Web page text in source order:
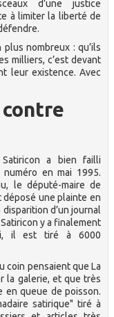
d’une justice
à limiter la liberté de
nombreux : qu’ils
milliers, c’est devant
leur existence. Avec
Satiricon a bien failli
en mai 1995.
le député-maire de
déposé une plainte en
d’un journal
y a finalement
il est tiré à 6000
coin pensaient que La
la galerie, et que très
en queue de poisson.
satirique" tiré à